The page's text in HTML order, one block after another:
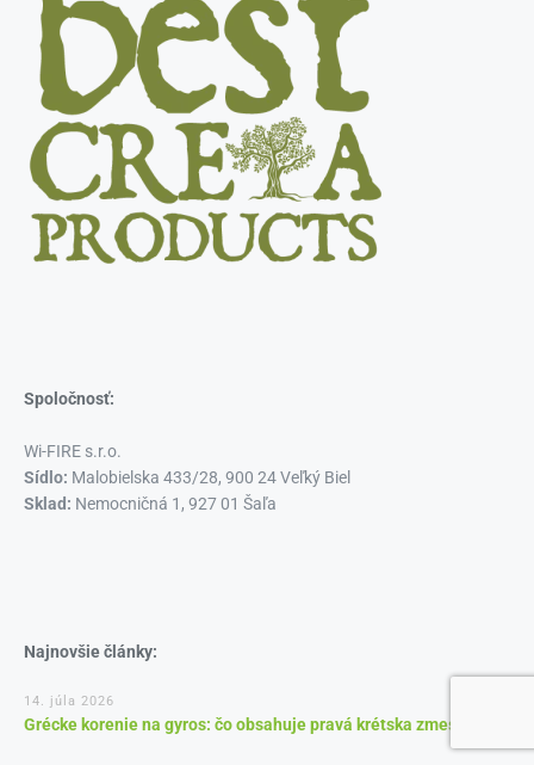
Spoločnosť:
Wi-FIRE s.r.o.
Sídlo: Malobielska 433/28, 900 24 Veľký Biel
Sklad: Nemocničná 1, 927 01 Šaľa
Najnovšie články:
14. júla 2026
Grécke korenie na gyros: čo obsahuje pravá krétska zmes